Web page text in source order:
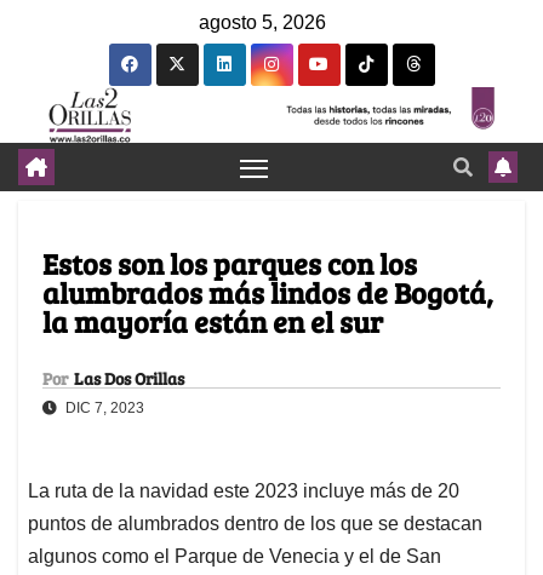
agosto 5, 2026
Estos son los parques con los
alumbrados más lindos de Bogotá,
la mayoría están en el sur
Por Las Dos Orillas
DIC 7, 2023
La ruta de la navidad este 2023 incluye más de 20
puntos de alumbrados dentro de los que se destacan
algunos como el Parque de Venecia y el de San